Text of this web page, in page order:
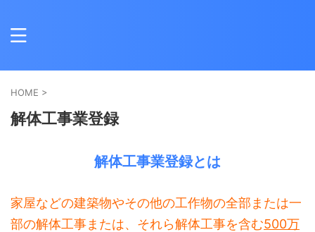
HOME >
解体工事業登録
解体工事業登録とは
家屋などの建築物やその他の工作物の全部または一
部の解体工事または、それら解体工事を含む500万